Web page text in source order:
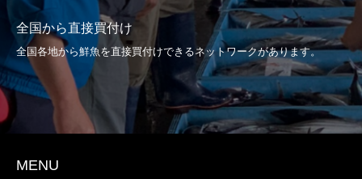
全国から直接買付け
全国各地から鮮魚を直接買付けできるネットワークがあります。
MENU